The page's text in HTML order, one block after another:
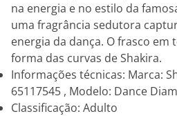
na energia e no estilo da
uma fragrância sedutora
energia da dança. O frasco em
forma das curvas de Shakira.
Informações técnicas: Marca:
65117545 , Modelo: Dance
Classificação: Adulto